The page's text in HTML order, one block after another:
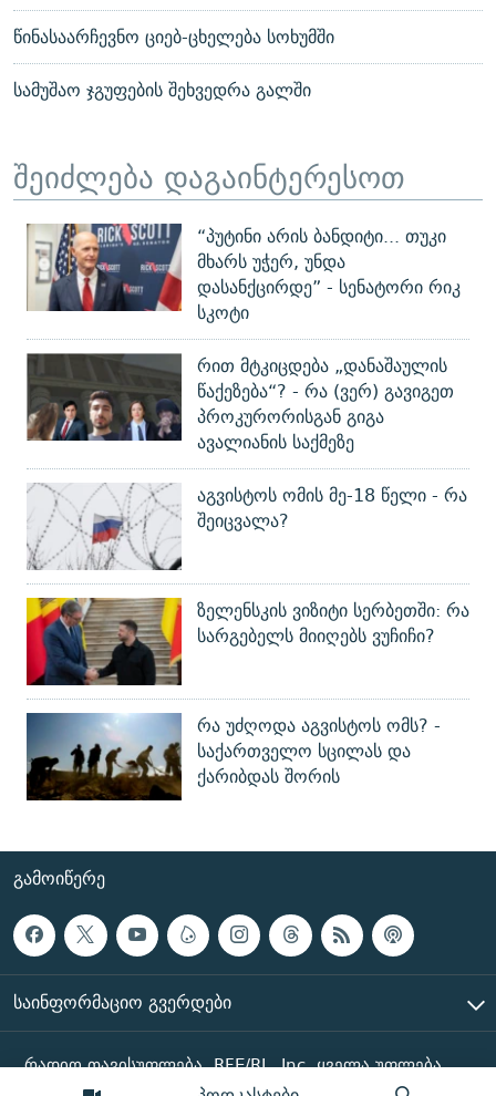
წინასაარჩევნო ციებ-ცხელება სოხუმში
სამუშაო ჯგუფების შეხვედრა გალში
შეიძლება დაგაინტერესოთ
“პუტინი არის ბანდიტი... თუკი
მხარს უჭერ, უნდა
დასანქცირდე” - სენატორი რიკ
სკოტი
რით მტკიცდება „დანაშაულის
წაქეზება“? - რა (ვერ) გავიგეთ
პროკურორისგან გიგა
ავალიანის საქმეზე
აგვისტოს ომის მე-18 წელი - რა
შეიცვალა?
ზელენსკის ვიზიტი სერბეთში: რა
სარგებელს მიიღებს ვუჩიჩი?
რა უძღოდა აგვისტოს ომს? -
საქართველო სცილას და
ქარიბდას შორის
ᲒᲐᲛᲝᲘᲬᲔᲠᲔ
ᲡᲐᲘᲜᲤᲝᲠᲛᲐᲪᲘᲝ ᲒᲕᲔᲠᲓᲔᲑᲘ
რადიო თავისუფლება, RFE/RL, Inc. ყველა უფლება
დაცულია